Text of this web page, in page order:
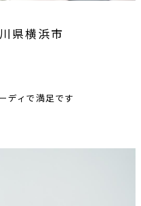
県横浜市
ディで満足です